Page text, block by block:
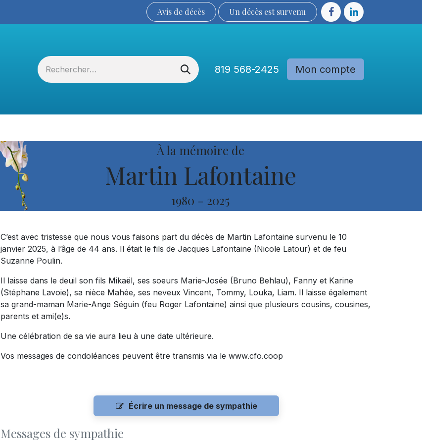
Avis de décès Un décès est sur​​​​​​​​ve​nu​​​​​​​​​​
819 568-2425 Mon compte
À la mémoire de
Martin Lafontaine
1980 - 2025
C’est avec tristesse que nous vous faisons part du décès de Martin Lafontaine survenu le 10
janvier 2025, à l’âge de 44 ans. Il était le fils de Jacques Lafontaine (Nicole Latour) et de feu
Suzanne Poulin.
Il laisse dans le deuil son fils Mikaël, ses soeurs Marie-Josée (Bruno Behlau), Fanny et Karine
(Stéphane Lavoie), sa nièce Mahée, ses neveux Vincent, Tommy, Louka, Liam. Il laisse également
sa grand-maman Marie-Ange Séguin (feu Roger Lafontaine) ainsi que plusieurs cousins, cousines,
parents et ami(e)s.
Une célébration de sa vie aura lieu à une date ultérieure.
Vos messages de condoléances peuvent être transmis via le www.cfo.coop
Écrire un message de sympathie
Messages de sympathie